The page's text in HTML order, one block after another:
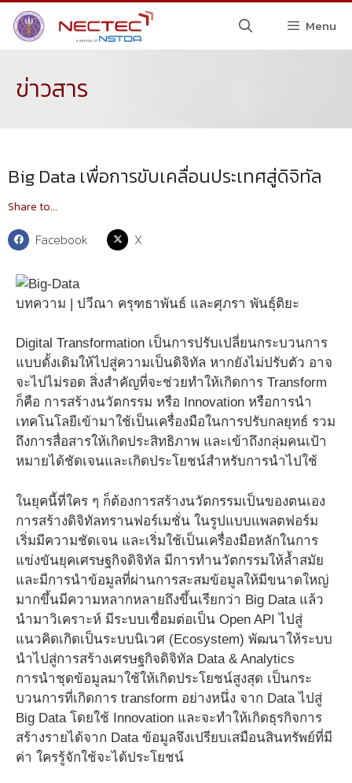
Menu
ข่าวสาร
Big Data เพื่อการขับเคลื่อนประเทศสู่ดิจิทัล
Share to...
Facebook X
บทความ | ปวีณา ครุฑธาพันธ์ และศุภรา พันธุ์ติยะ
Digital Transformation เป็นการปรับเปลี่ยนกระบวนการ
แบบดั้งเดิมให้ไปสู่ความเป็นดิจิทัล หากยังไม่ปรับตัว อาจ
จะไปไม่รอด สิ่งสำคัญที่จะช่วยทำให้เกิดการ Transform
ก็คือ การสร้างนวัตกรรม หรือ Innovation หรือการนำ
เทคโนโลยีเข้ามาใช้เป็นเครื่องมือในการปรับกลยุทธ์ รวม
ถึงการสื่อสารให้เกิดประสิทธิภาพ และเข้าถึงกลุ่มคนเป้า
หมายได้ชัดเจนและเกิดประโยชน์สำหรับการนำไปใช้
ในยุคนี้ที่ใคร ๆ ก็ต้องการสร้างนวัตกรรมเป็นของตนเอง
การสร้างดิจิทัลทรานฟอร์เมชั่น ในรูปแบบแพลตฟอร์ม
เริ่มมีความชัดเจน และเริ่มใช้เป็นเครื่องมือหลักในการ
แข่งขันยุคเศรษฐกิจดิจิทัล มีการทำนวัตกรรมให้ล้ำสมัย
และมีการนำข้อมูลที่ผ่านการสะสมข้อมูลให้มีขนาดใหญ่
มากขึ้นมีความหลากหลายถึงขึ้นเรียกว่า Big Data แล้ว
นำมาวิเคราะห์ มีระบบเชื่อมต่อเป็น Open API ไปสู่
แนวคิดเกิดเป็นระบบนิเวศ (Ecosystem) พัฒนาให้ระบบ
นำไปสู่การสร้างเศรษฐกิจดิจิทัล Data & Analytics
การนำชุดข้อมูลมาใช้ให้เกิดประโยชน์สูงสุด เป็นกระ
บวนการที่เกิดการ transform อย่างหนึ่ง จาก Data ไปสู่
Big Data โดยใช้ Innovation และจะทำให้เกิดธุรกิจการ
สร้างรายได้จาก Data ข้อมูลจึงเปรียบเสมือนสินทรัพย์ที่มี
ค่า ใครรู้จักใช้จะได้ประโยชน์